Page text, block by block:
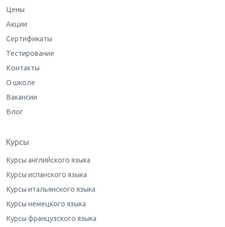
Цены
Акции
Сертификаты
Тестирование
Контакты
О школе
Вакансии
Блог
Курсы
Курсы английского языка
Курсы испанского языка
Курсы итальянского языка
Курсы немецкого языка
Курсы французского языка